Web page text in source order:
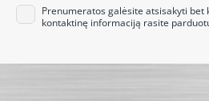
Prenumeratos galėsite atsisakyti
kontaktinę informaciją rasite